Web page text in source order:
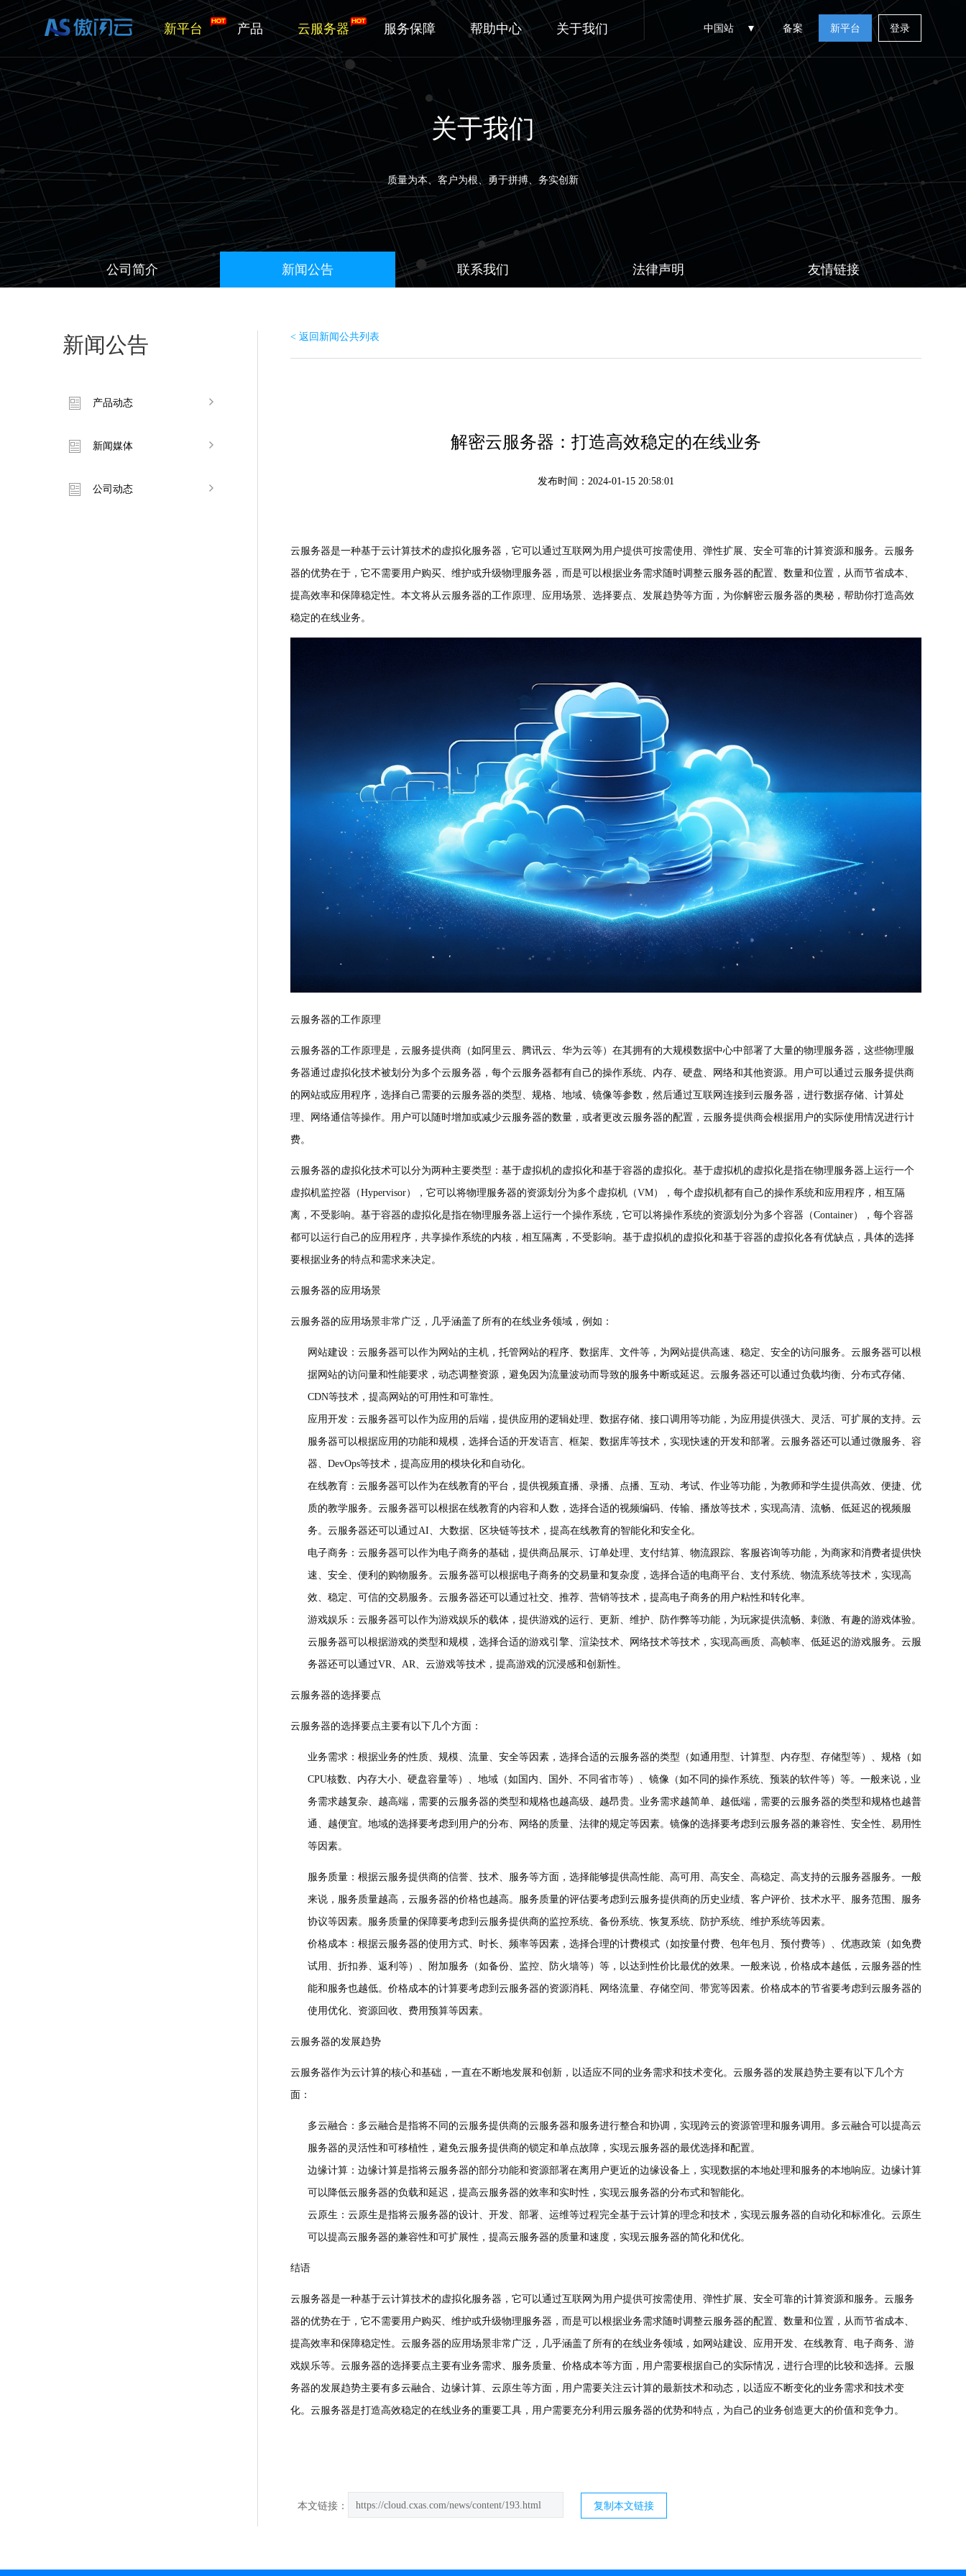
新平台 产品 云服务器 服务保障 帮助中心 关于我们 中国站 备案 新平台 登录
关于我们
质量为本、客户为根、勇于拼搏、务实创新
公司简介 新闻公告 联系我们 法律声明 友情链接
新闻公告
产品动态
新闻媒体
公司动态
< 返回新闻公共列表
解密云服务器：打造高效稳定的在线业务
发布时间：2024-01-15 20:58:01
云服务器是一种基于云计算技术的虚拟化服务器，它可以通过互联网为用户提供可按需使用、弹性扩展、安全可靠的计算资源和服务。云服务
器的优势在于，它不需要用户购买、维护或升级物理服务器，而是可以根据业务需求随时调整云服务器的配置、数量和位置，从而节省成本、
提高效率和保障稳定性。本文将从云服务器的工作原理、应用场景、选择要点、发展趋势等方面，为你解密云服务器的奥秘，帮助你打造高效
稳定的在线业务。
云服务器的工作原理
云服务器的工作原理是，云服务提供商（如阿里云、腾讯云、华为云等）在其拥有的大规模数据中心中部署了大量的物理服务器，这些物理服
务器通过虚拟化技术被划分为多个云服务器，每个云服务器都有自己的操作系统、内存、硬盘、网络和其他资源。用户可以通过云服务提供商
的网站或应用程序，选择自己需要的云服务器的类型、规格、地域、镜像等参数，然后通过互联网连接到云服务器，进行数据存储、计算处
理、网络通信等操作。用户可以随时增加或减少云服务器的数量，或者更改云服务器的配置，云服务提供商会根据用户的实际使用情况进行计
费。
云服务器的虚拟化技术可以分为两种主要类型：基于虚拟机的虚拟化和基于容器的虚拟化。基于虚拟机的虚拟化是指在物理服务器上运行一个
虚拟机监控器（Hypervisor），它可以将物理服务器的资源划分为多个虚拟机（VM），每个虚拟机都有自己的操作系统和应用程序，相互隔
离，不受影响。基于容器的虚拟化是指在物理服务器上运行一个操作系统，它可以将操作系统的资源划分为多个容器（Container），每个容器
都可以运行自己的应用程序，共享操作系统的内核，相互隔离，不受影响。基于虚拟机的虚拟化和基于容器的虚拟化各有优缺点，具体的选择
要根据业务的特点和需求来决定。
云服务器的应用场景
云服务器的应用场景非常广泛，几乎涵盖了所有的在线业务领域，例如：
网站建设：云服务器可以作为网站的主机，托管网站的程序、数据库、文件等，为网站提供高速、稳定、安全的访问服务。云服务器可以根
据网站的访问量和性能要求，动态调整资源，避免因为流量波动而导致的服务中断或延迟。云服务器还可以通过负载均衡、分布式存储、
CDN等技术，提高网站的可用性和可靠性。
应用开发：云服务器可以作为应用的后端，提供应用的逻辑处理、数据存储、接口调用等功能，为应用提供强大、灵活、可扩展的支持。云
服务器可以根据应用的功能和规模，选择合适的开发语言、框架、数据库等技术，实现快速的开发和部署。云服务器还可以通过微服务、容
器、DevOps等技术，提高应用的模块化和自动化。
在线教育：云服务器可以作为在线教育的平台，提供视频直播、录播、点播、互动、考试、作业等功能，为教师和学生提供高效、便捷、优
质的教学服务。云服务器可以根据在线教育的内容和人数，选择合适的视频编码、传输、播放等技术，实现高清、流畅、低延迟的视频服
务。云服务器还可以通过AI、大数据、区块链等技术，提高在线教育的智能化和安全化。
电子商务：云服务器可以作为电子商务的基础，提供商品展示、订单处理、支付结算、物流跟踪、客服咨询等功能，为商家和消费者提供快
速、安全、便利的购物服务。云服务器可以根据电子商务的交易量和复杂度，选择合适的电商平台、支付系统、物流系统等技术，实现高
效、稳定、可信的交易服务。云服务器还可以通过社交、推荐、营销等技术，提高电子商务的用户粘性和转化率。
游戏娱乐：云服务器可以作为游戏娱乐的载体，提供游戏的运行、更新、维护、防作弊等功能，为玩家提供流畅、刺激、有趣的游戏体验。
云服务器可以根据游戏的类型和规模，选择合适的游戏引擎、渲染技术、网络技术等技术，实现高画质、高帧率、低延迟的游戏服务。云服
务器还可以通过VR、AR、云游戏等技术，提高游戏的沉浸感和创新性。
云服务器的选择要点
云服务器的选择要点主要有以下几个方面：
业务需求：根据业务的性质、规模、流量、安全等因素，选择合适的云服务器的类型（如通用型、计算型、内存型、存储型等）、规格（如
CPU核数、内存大小、硬盘容量等）、地域（如国内、国外、不同省市等）、镜像（如不同的操作系统、预装的软件等）等。一般来说，业
务需求越复杂、越高端，需要的云服务器的类型和规格也越高级、越昂贵。业务需求越简单、越低端，需要的云服务器的类型和规格也越普
通、越便宜。地域的选择要考虑到用户的分布、网络的质量、法律的规定等因素。镜像的选择要考虑到云服务器的兼容性、安全性、易用性
等因素。
服务质量：根据云服务提供商的信誉、技术、服务等方面，选择能够提供高性能、高可用、高安全、高稳定、高支持的云服务器服务。一般
来说，服务质量越高，云服务器的价格也越高。服务质量的评估要考虑到云服务提供商的历史业绩、客户评价、技术水平、服务范围、服务
协议等因素。服务质量的保障要考虑到云服务提供商的监控系统、备份系统、恢复系统、防护系统、维护系统等因素。
价格成本：根据云服务器的使用方式、时长、频率等因素，选择合理的计费模式（如按量付费、包年包月、预付费等）、优惠政策（如免费
试用、折扣券、返利等）、附加服务（如备份、监控、防火墙等）等，以达到性价比最优的效果。一般来说，价格成本越低，云服务器的性
能和服务也越低。价格成本的计算要考虑到云服务器的资源消耗、网络流量、存储空间、带宽等因素。价格成本的节省要考虑到云服务器的
使用优化、资源回收、费用预算等因素。
云服务器的发展趋势
云服务器作为云计算的核心和基础，一直在不断地发展和创新，以适应不同的业务需求和技术变化。云服务器的发展趋势主要有以下几个方
面：
多云融合：多云融合是指将不同的云服务提供商的云服务器和服务进行整合和协调，实现跨云的资源管理和服务调用。多云融合可以提高云
服务器的灵活性和可移植性，避免云服务提供商的锁定和单点故障，实现云服务器的最优选择和配置。
边缘计算：边缘计算是指将云服务器的部分功能和资源部署在离用户更近的边缘设备上，实现数据的本地处理和服务的本地响应。边缘计算
可以降低云服务器的负载和延迟，提高云服务器的效率和实时性，实现云服务器的分布式和智能化。
云原生：云原生是指将云服务器的设计、开发、部署、运维等过程完全基于云计算的理念和技术，实现云服务器的自动化和标准化。云原生
可以提高云服务器的兼容性和可扩展性，提高云服务器的质量和速度，实现云服务器的简化和优化。
结语
云服务器是一种基于云计算技术的虚拟化服务器，它可以通过互联网为用户提供可按需使用、弹性扩展、安全可靠的计算资源和服务。云服务
器的优势在于，它不需要用户购买、维护或升级物理服务器，而是可以根据业务需求随时调整云服务器的配置、数量和位置，从而节省成本、
提高效率和保障稳定性。云服务器的应用场景非常广泛，几乎涵盖了所有的在线业务领域，如网站建设、应用开发、在线教育、电子商务、游
戏娱乐等。云服务器的选择要点主要有业务需求、服务质量、价格成本等方面，用户需要根据自己的实际情况，进行合理的比较和选择。云服
务器的发展趋势主要有多云融合、边缘计算、云原生等方面，用户需要关注云计算的最新技术和动态，以适应不断变化的业务需求和技术变
化。云服务器是打造高效稳定的在线业务的重要工具，用户需要充分利用云服务器的优势和特点，为自己的业务创造更大的价值和竞争力。
本文链接： https://cloud.cxas.com/news/content/193.html 复制本文链接